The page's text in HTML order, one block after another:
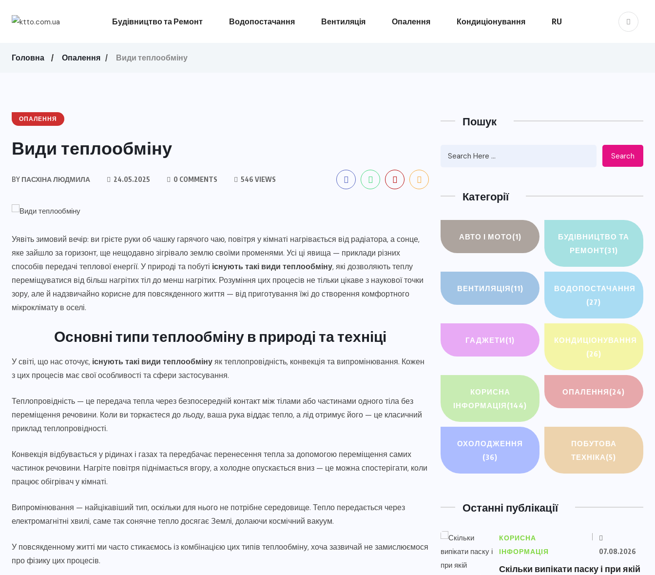
Будівництво та Ремонт Водопостачання Вентиляція Опалення Кондиціонування RU
Головна Опалення Види теплообміну
ОПАЛЕННЯ
Види теплообміну
BY ПАСХІНА ЛЮДМИЛА 24.05.2025 0 COMMENTS 546 VIEWS
Уявіть зимовий вечір: ви грієте руки об чашку гарячого чаю, повітря у кімнаті нагрівається від радіатора, а сонце,
яке зайшло за горизонт, ще нещодавно зігрівало землю своїми променями. Усі ці явища — приклади різних
способів передачі теплової енергії. У природі та побуті існують такі види теплообміну, які дозволяють теплу
переміщуватися від більш нагрітих тіл до менш нагрітих. Розуміння цих процесів не тільки цікаве з наукової точки
зору, але й надзвичайно корисне для повсякденного життя — від приготування їжі до створення комфортного
мікроклімату в оселі.
Основні типи теплообміну в природі та техніці
У світі, що нас оточує, існують такі види теплообмінуяк теплопровідність, конвекція та випромінювання. Кожен
з цих процесів має свої особливості та сфери застосування.
Теплопровідність — це передача тепла через безпосередній контакт між тілами або частинами одного тіла без
переміщення речовини. Коли ви торкаєтеся до льоду, ваша рука віддає тепло, а лід отримує його — це класичний
приклад теплопровідності.
Конвекція відбувається у рідинах і газах та передбачає перенесення тепла за допомогою переміщення самих
частинок речовини. Нагріте повітря піднімається вгору, а холодне опускається вниз — це можна спостерігати, коли
працює обігрівач у кімнаті.
Випромінювання — найцікавіший тип, оскільки для нього не потрібне середовище. Тепло передається через
електромагнітні хвилі, саме так сонячне тепло досягає Землі, долаючи космічний вакуум.
У повсякденному житті ми часто стикаємось із комбінацією цих типів теплообміну, хоча зазвичай не замислюємося
про фізику цих процесів.
Пошук
Search
Категорії
АВТО І МОТО(1)
БУДІВНИЦТВО ТА
РЕМОНТ(31)
ВЕНТИЛЯЦІЯ(11)
ВОДОПОСТАЧАННЯ
(27)
ГАДЖЕТИ(1)
КОНДИЦІОНУВАННЯ
(26)
КОРИСНА
ІНФОРМАЦІЯ(144)
ОПАЛЕННЯ(24)
ОХОЛОДЖЕННЯ
(36)
ПОБУТОВА
ТЕХНІКА(5)
Останні публікації
КОРИСНА
ІНФОРМАЦІЯ
07.08.2026
Скільки випікати паску і при якій